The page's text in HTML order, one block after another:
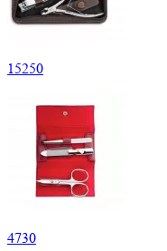
15250
4730